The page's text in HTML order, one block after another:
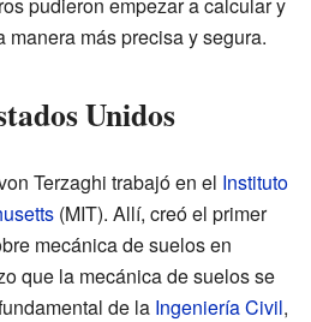
más precisa y segura.
Unidos
Terzaghi trabajó en el Instituto
(MIT). Allí, creó el primer
mecánica de suelos en
que la mecánica de suelos se
de la Ingeniería Civil,